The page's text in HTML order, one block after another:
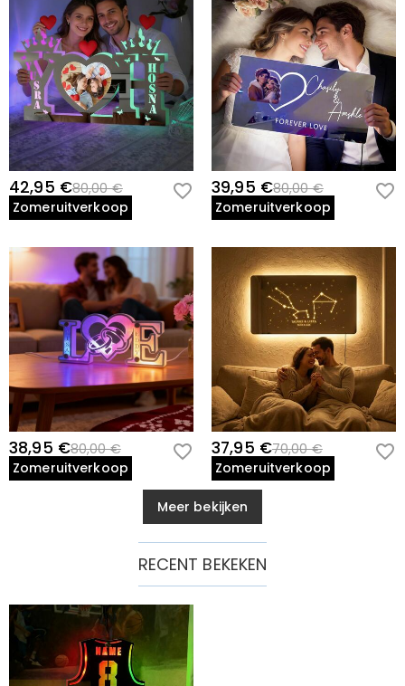
42,95 €80,00 €
Zomeruitverkoop
39,95 €80,00 €
Zomeruitverkoop
38,95 €80,00 €
Zomeruitverkoop
37,95 €70,00 €
Zomeruitverkoop
Meer bekijken
RECENT BEKEKEN